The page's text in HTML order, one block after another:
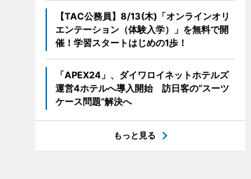
【TAC公務員】8/13(木)「オンラインオリ
エンテーション（体験入学）」を無料で開
催！学習スタートはじめの1歩！
「APEX24」、ダイワロイネットホテルズ
運営4ホテルへ導入開始 訪日客の“スーツ
ケース問題”解決へ
もっと見る